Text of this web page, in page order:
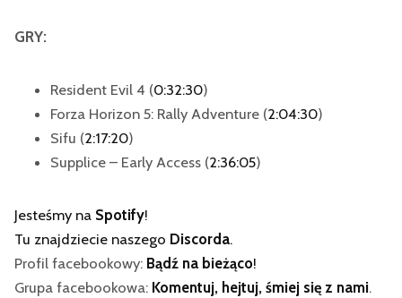
GRY:
Resident Evil 4 (0:32:30)
Forza Horizon 5: Rally Adventure (2:04:30)
Sifu (2:17:20)
Supplice – Early Access (2:36:05)
Jesteśmy na Spotify!
Tu znajdziecie naszego Discorda.
Profil facebookowy: Bądź na bieżąco!
Grupa facebookowa: Komentuj, hejtuj, śmiej się z nami.